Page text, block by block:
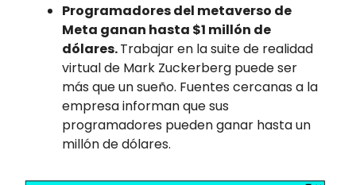
Programadores del metaverso de
Meta ganan hasta $1 millón de
dólares.Trabajar en la suite de realidad
virtual de Mark Zuckerberg puede ser
más que un sueño. Fuentes cercanas a la
empresa informan que sus
programadores pueden ganar hasta un
millón de dólares.